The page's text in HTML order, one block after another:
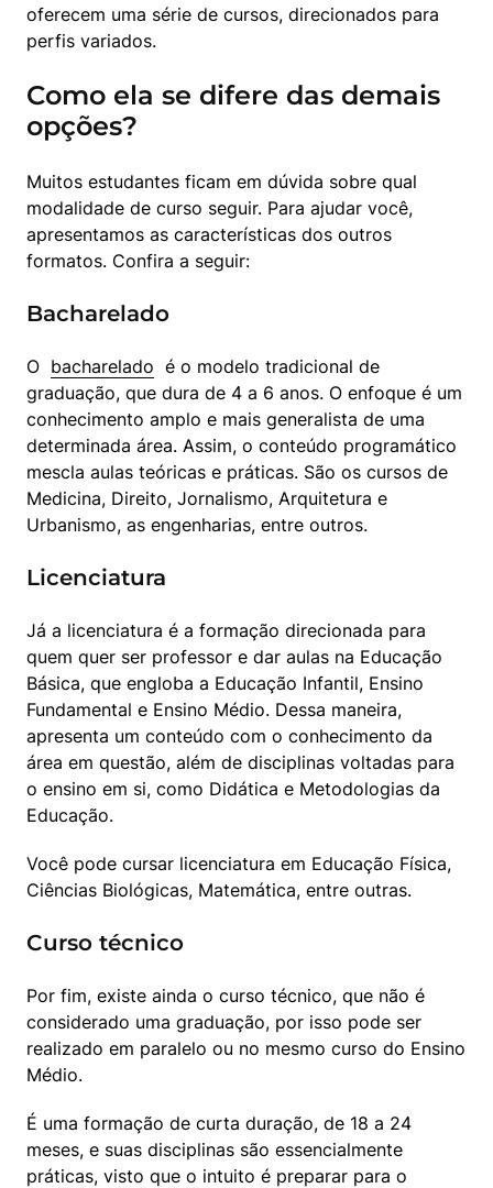
oferecem uma série de cursos, direcionados para
perfis variados.
Como ela se difere das demais
opções?
Muitos estudantes ficam em dúvida sobre qual
modalidade de curso seguir. Para ajudar você,
apresentamos as características dos outros
formatos. Confira a seguir:
Bacharelado
O bacharelado
  é o modelo tradicional de
graduação, que dura de 4 a 6 anos. O enfoque é um
conhecimento amplo e mais generalista de uma
determinada área. Assim, o conteúdo programático
mescla aulas teóricas e práticas. São os cursos de
Medicina, Direito, Jornalismo, Arquitetura e
Urbanismo, as engenharias, entre outros.
Licenciatura
Já a licenciatura é a formação direcionada para
quem quer ser professor e dar aulas na Educação
Básica, que engloba a Educação Infantil, Ensino
Fundamental e Ensino Médio. Dessa maneira,
apresenta um conteúdo com o conhecimento da
área em questão, além de disciplinas voltadas para
o ensino em si, como Didática e Metodologias da
Educação.
Você pode cursar licenciatura em Educação Física,
Ciências Biológicas, Matemática, entre outras.
Curso técnico
Por fim, existe ainda o curso técnico, que não é
considerado uma graduação, por isso pode ser
realizado em paralelo ou no mesmo curso do Ensino
Médio.
É uma formação de curta duração, de 18 a 24
meses, e suas disciplinas são essencialmente
práticas, visto que o intuito é preparar para o